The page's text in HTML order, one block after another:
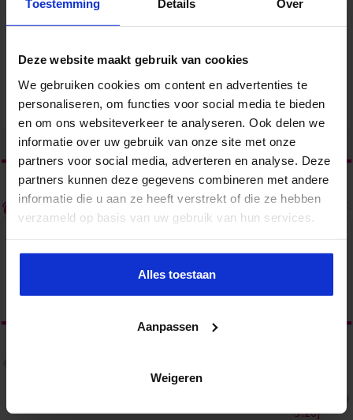
Toestemming Details Over
Deze website maakt gebruik van cookies
We gebruiken cookies om content en advertenties te
personaliseren, om functies voor social media te bieden
en om ons websiteverkeer te analyseren. Ook delen we
informatie over uw gebruik van onze site met onze
partners voor social media, adverteren en analyse. Deze
partners kunnen deze gegevens combineren met andere
informatie die u aan ze heeft verstrekt of die ze hebben
verzameld op basis van uw gebruik van hun services.
Alles toestaan
Aanpassen
Weigeren
Succesvol Projectmanagement in de Zorg
Zorg
tweet
Over admin
3:20]